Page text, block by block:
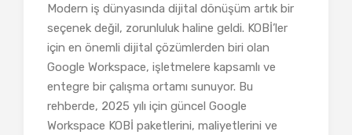
Modern iş dünyasında dijital dönüşüm artık bir
seçenek değil, zorunluluk haline geldi. KOBİ’ler
için en önemli dijital çözümlerden biri olan
Google Workspace, işletmelere kapsamlı ve
entegre bir çalışma ortamı sunuyor. Bu
rehberde, 2025 yılı için güncel Google
Workspace KOBİ paketlerini, maliyetlerini ve